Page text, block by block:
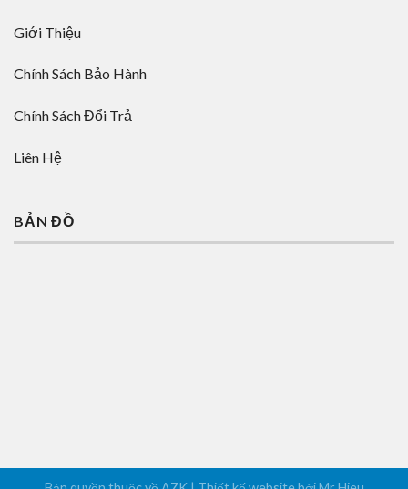
Giới Thiệu
Chính Sách Bảo Hành
Chính Sách Đổi Trả
Liên Hệ
BẢN ĐỒ